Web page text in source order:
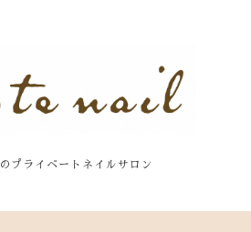
プライベートネイルサロン